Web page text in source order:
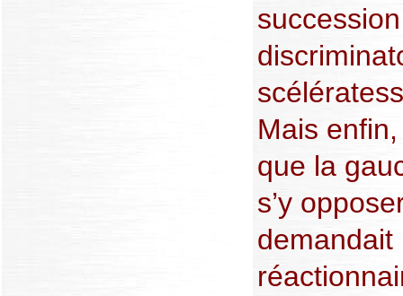
Mais
que la
s’y
demandait